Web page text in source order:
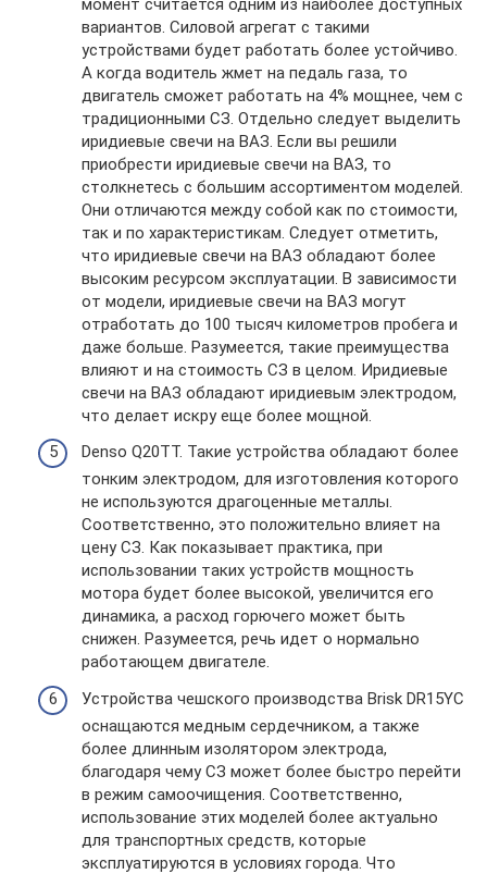
момент считается одним из наиболее доступных
вариантов. Силовой агрегат с такими
устройствами будет работать более устойчиво.
А когда водитель жмет на педаль газа, то
двигатель сможет работать на 4% мощнее, чем с
традиционными СЗ. Отдельно следует выделить
иридиевые свечи на ВАЗ. Если вы решили
приобрести иридиевые свечи на ВАЗ, то
столкнетесь с большим ассортиментом моделей.
Они отличаются между собой как по стоимости,
так и по характеристикам. Следует отметить,
что иридиевые свечи на ВАЗ обладают более
высоким ресурсом эксплуатации. В зависимости
от модели, иридиевые свечи на ВАЗ могут
отработать до 100 тысяч километров пробега и
даже больше. Разумеется, такие преимущества
влияют и на стоимость СЗ в целом. Иридиевые
свечи на ВАЗ обладают иридиевым электродом,
что делает искру еще более мощной.
Denso Q20TT. Такие устройства обладают более
тонким электродом, для изготовления которого
не используются драгоценные металлы.
Соответственно, это положительно влияет на
цену СЗ. Как показывает практика, при
использовании таких устройств мощность
мотора будет более высокой, увеличится его
динамика, а расход горючего может быть
снижен. Разумеется, речь идет о нормально
работающем двигателе.
Устройства чешского производства Brisk DR15YC
оснащаются медным сердечником, а также
более длинным изолятором электрода,
благодаря чему СЗ может более быстро перейти
в режим самоочищения. Соответственно,
использование этих моделей более актуально
для транспортных средств, которые
эксплуатируются в условиях города. Что